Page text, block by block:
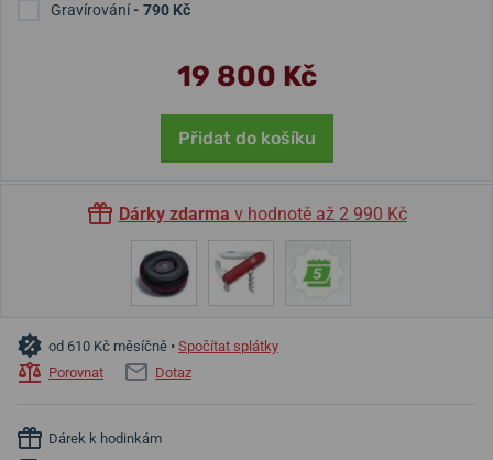
Gravírování- 790 Kč
19 800 Kč
Přidat do košíku
Dárky zdarma v hodnotě až 2 990 Kč
od 610 Kč měsíčně • Spočítat splátky
Porovnat
Dotaz
Dárek k hodinkám